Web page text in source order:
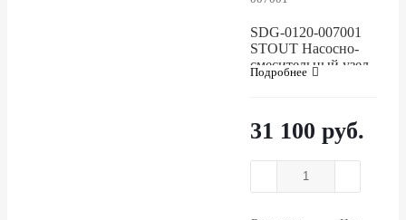
SDG-0120-007001
STOUT Насосно-
смесительный узел
с термостатическим
65, 130 mm
Подробнее
31 100 руб.